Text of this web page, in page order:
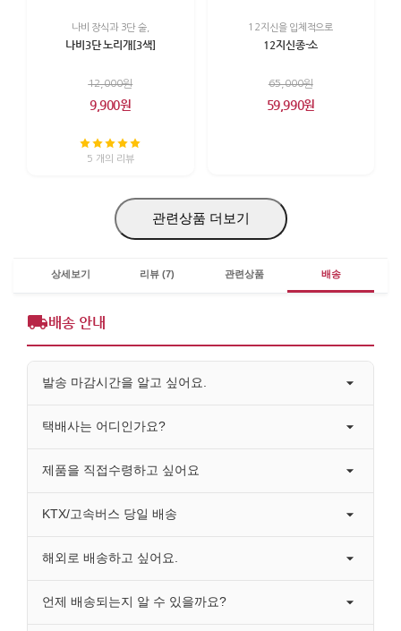
나비 장식과 3단 술,
나비3단 노리개[3색]
12,000원
9,900원
5 개의 리뷰
12지신을 입체적으로
12지신종-소
65,000원
59,990원
관련상품 더보기
상세보기 리뷰 (7) 관련상품 배송
배송 안내
발송 마감시간을 알고 싶어요.
택배사는 어디인가요?
제품을 직접수령하고 싶어요
KTX/고속버스 당일 배송
해외로 배송하고 싶어요.
언제 배송되는지 알 수 있을까요?